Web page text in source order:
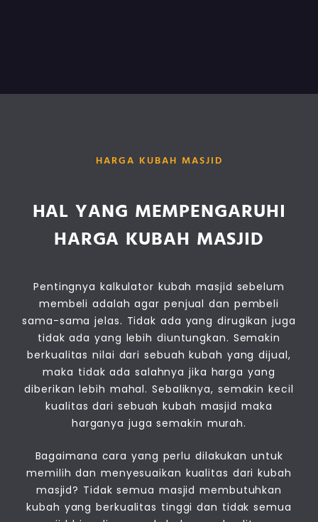
HARGA KUBAH MASJID
HAL YANG MEMPENGARUHI
HARGA KUBAH MASJID
Pentingnya kalkulator kubah masjid sebelum
membeli adalah agar penjual dan pembeli
sama-sama jelas. Tidak ada yang dirugikan juga
tidak ada yang lebih diuntungkan. Semakin
berkualitas nilai dari sebuah kubah yang dijual,
maka tidak ada salahnya jika harga yang
diberikan lebih mahal. Sebaliknya, semakin kecil
kualitas dari sebuah kubah masjid maka
harganya juga semakin murah.
Bagaimana cara yang perlu dilakukan untuk
memilih dan menyesuaikan kualitas dari kubah
masjid? Tidak semua masjid membutuhkan
kubah yang berkualitas tinggi dan tidak semua